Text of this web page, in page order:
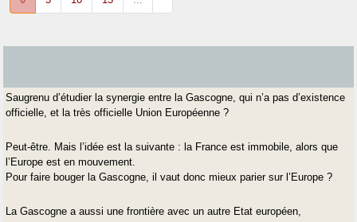
Saugrenu d’étudier la synergie entre la Gascogne, qui n’a pas d’existence
officielle, et la très officielle Union Européenne ?
Peut-être. Mais l’idée est la suivante : la France est immobile, alors que
l’Europe est en mouvement.
Pour faire bouger la Gascogne, il vaut donc mieux parier sur l’Europe ?
La Gascogne a aussi une frontière avec un autre Etat européen,